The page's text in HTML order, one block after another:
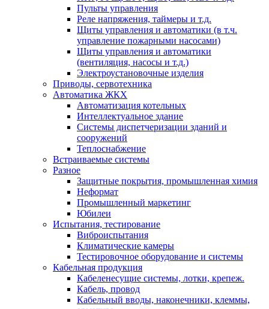
Пульты управления
Реле напряжения, таймеры и т.д.
Щиты управления и автоматики (в т.ч.
управление пожарными насосами)
Щиты управления и автоматики
(вентиляция, насосы и т.д.)
Электроустановочные изделия
Приводы, сервотехника
Автоматика ЖКХ
Автоматизация котельных
Интеллектуальное здание
Системы диспетчеризации зданий и
сооружений
Теплоснабжение
Встраиваемые системы
Разное
Защитные покрытия, промышленная химия
Неформат
Промышленный маркетинг
Юбилеи
Испытания, тестирование
Виброиспытания
Климатические камеры
Тестировочное оборудование и системы
Кабельная продукция
Кабеленесущие системы, лотки, крепеж.
Кабель, провод
Кабельный вводы, наконечники, клеммы,